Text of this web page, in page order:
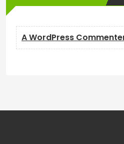
A WordPress